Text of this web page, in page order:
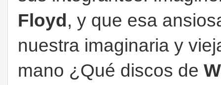
Floyd, y que esa
nuestra imaginaria y
mano ¿Qué discos de